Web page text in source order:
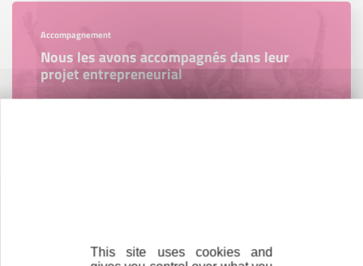
Accompagnement
Nous les avons accompagnés dans leur
projet entrepreneurial
entrepreneurs ?
This site uses cookies and